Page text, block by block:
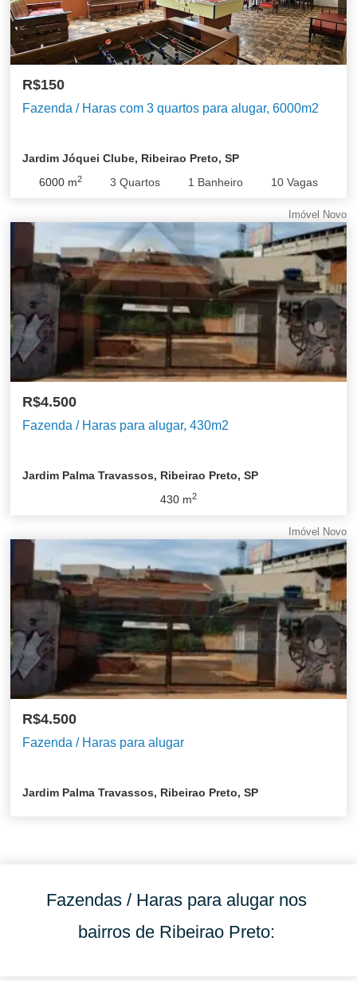
R$150
Fazenda / Haras com 3 quartos para alugar, 6000m2
Jardim Jóquei Clube, Ribeirao Preto, SP
6000m2 3 Quartos 1 Banheiro 10 Vagas
Imóvel Novo
R$4.500
Fazenda / Haras para alugar, 430m2
Jardim Palma Travassos, Ribeirao Preto, SP
430m2
Imóvel Novo
R$4.500
Fazenda / Haras para alugar
Jardim Palma Travassos, Ribeirao Preto, SP
Fazendas / Haras para alugar nos
bairros de Ribeirao Preto: